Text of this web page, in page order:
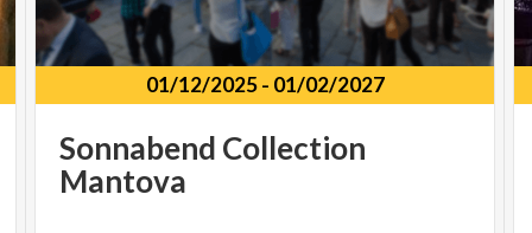
01/12/2025- 01/02/2027
Sonnabend Collection
Mantova